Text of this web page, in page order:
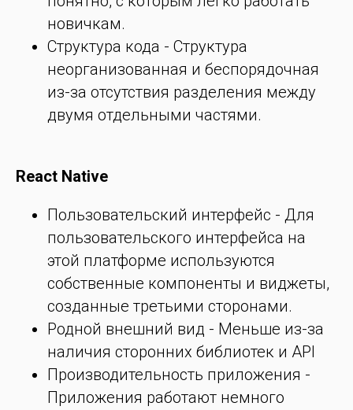
новичкам.
Структура кода - Структура
неорганизованная и беспорядочная
из-за отсутствия разделения между
двумя отдельными частями.
React Native
Пользовательский интерфейс - Для
пользовательского интерфейса на
этой платформе используются
собственные компоненты и виджеты,
созданные третьими сторонами.
Родной внешний вид - Меньше из-за
наличия сторонних библиотек и API
Производительность приложения -
Приложения работают немного